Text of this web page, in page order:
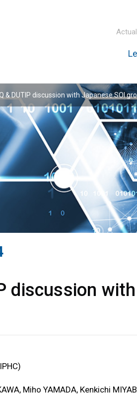
Hubert
& DUTIP discussion with Japanese SOI
discussion
Miho YAMADA, Kenkichi